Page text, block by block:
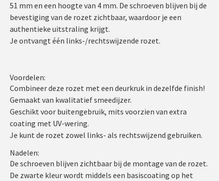
51 mm en een hoogte van 4 mm. De schroeven blijven bij de
bevestiging van de rozet zichtbaar, waardoor je een
authentieke uitstraling krijgt.
Je ontvangt één links-/rechtswijzende rozet.
Voordelen:
Combineer deze rozet met een deurkruk in dezelfde finish!
Gemaakt van kwalitatief smeedijzer.
Geschikt voor buitengebruik, mits voorzien van extra
coating met UV-wering.
Je kunt de rozet zowel links- als rechtswijzend gebruiken.
Nadelen:
De schroeven blijven zichtbaar bij de montage van de rozet.
De zwarte kleur wordt middels een basiscoating op het